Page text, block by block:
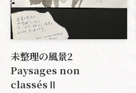
未整理の風景2
Paysages non
classésⅡ